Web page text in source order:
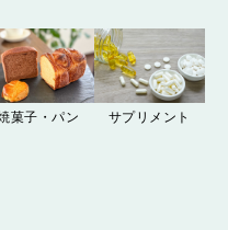
菓子・パン サプリメント